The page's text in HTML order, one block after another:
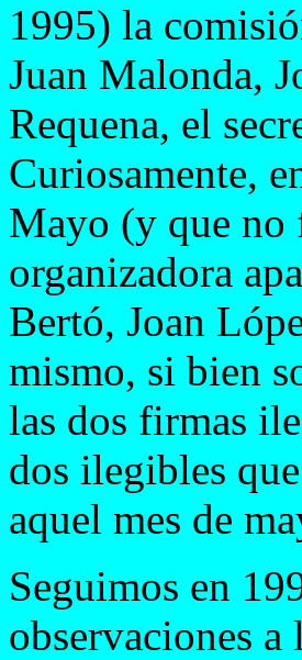
1995) la
Juan Malonda,
Requena, el
Curiosamente,
Mayo (y que no
organizadora
Bertó, Joan
mismo, si bien
las dos firmas
dos ilegibles
aquel mes de
Seguimos en
observaciones